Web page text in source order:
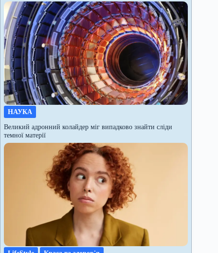
НАУКА
Великий адронний колайдер міг випадково знайти сліди
темної матерії